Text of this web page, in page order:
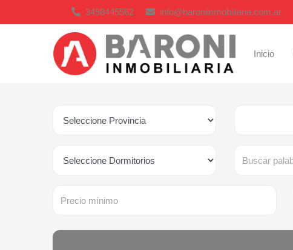
3498445562 info@baroniinmobiliaria.com.ar
Inicio